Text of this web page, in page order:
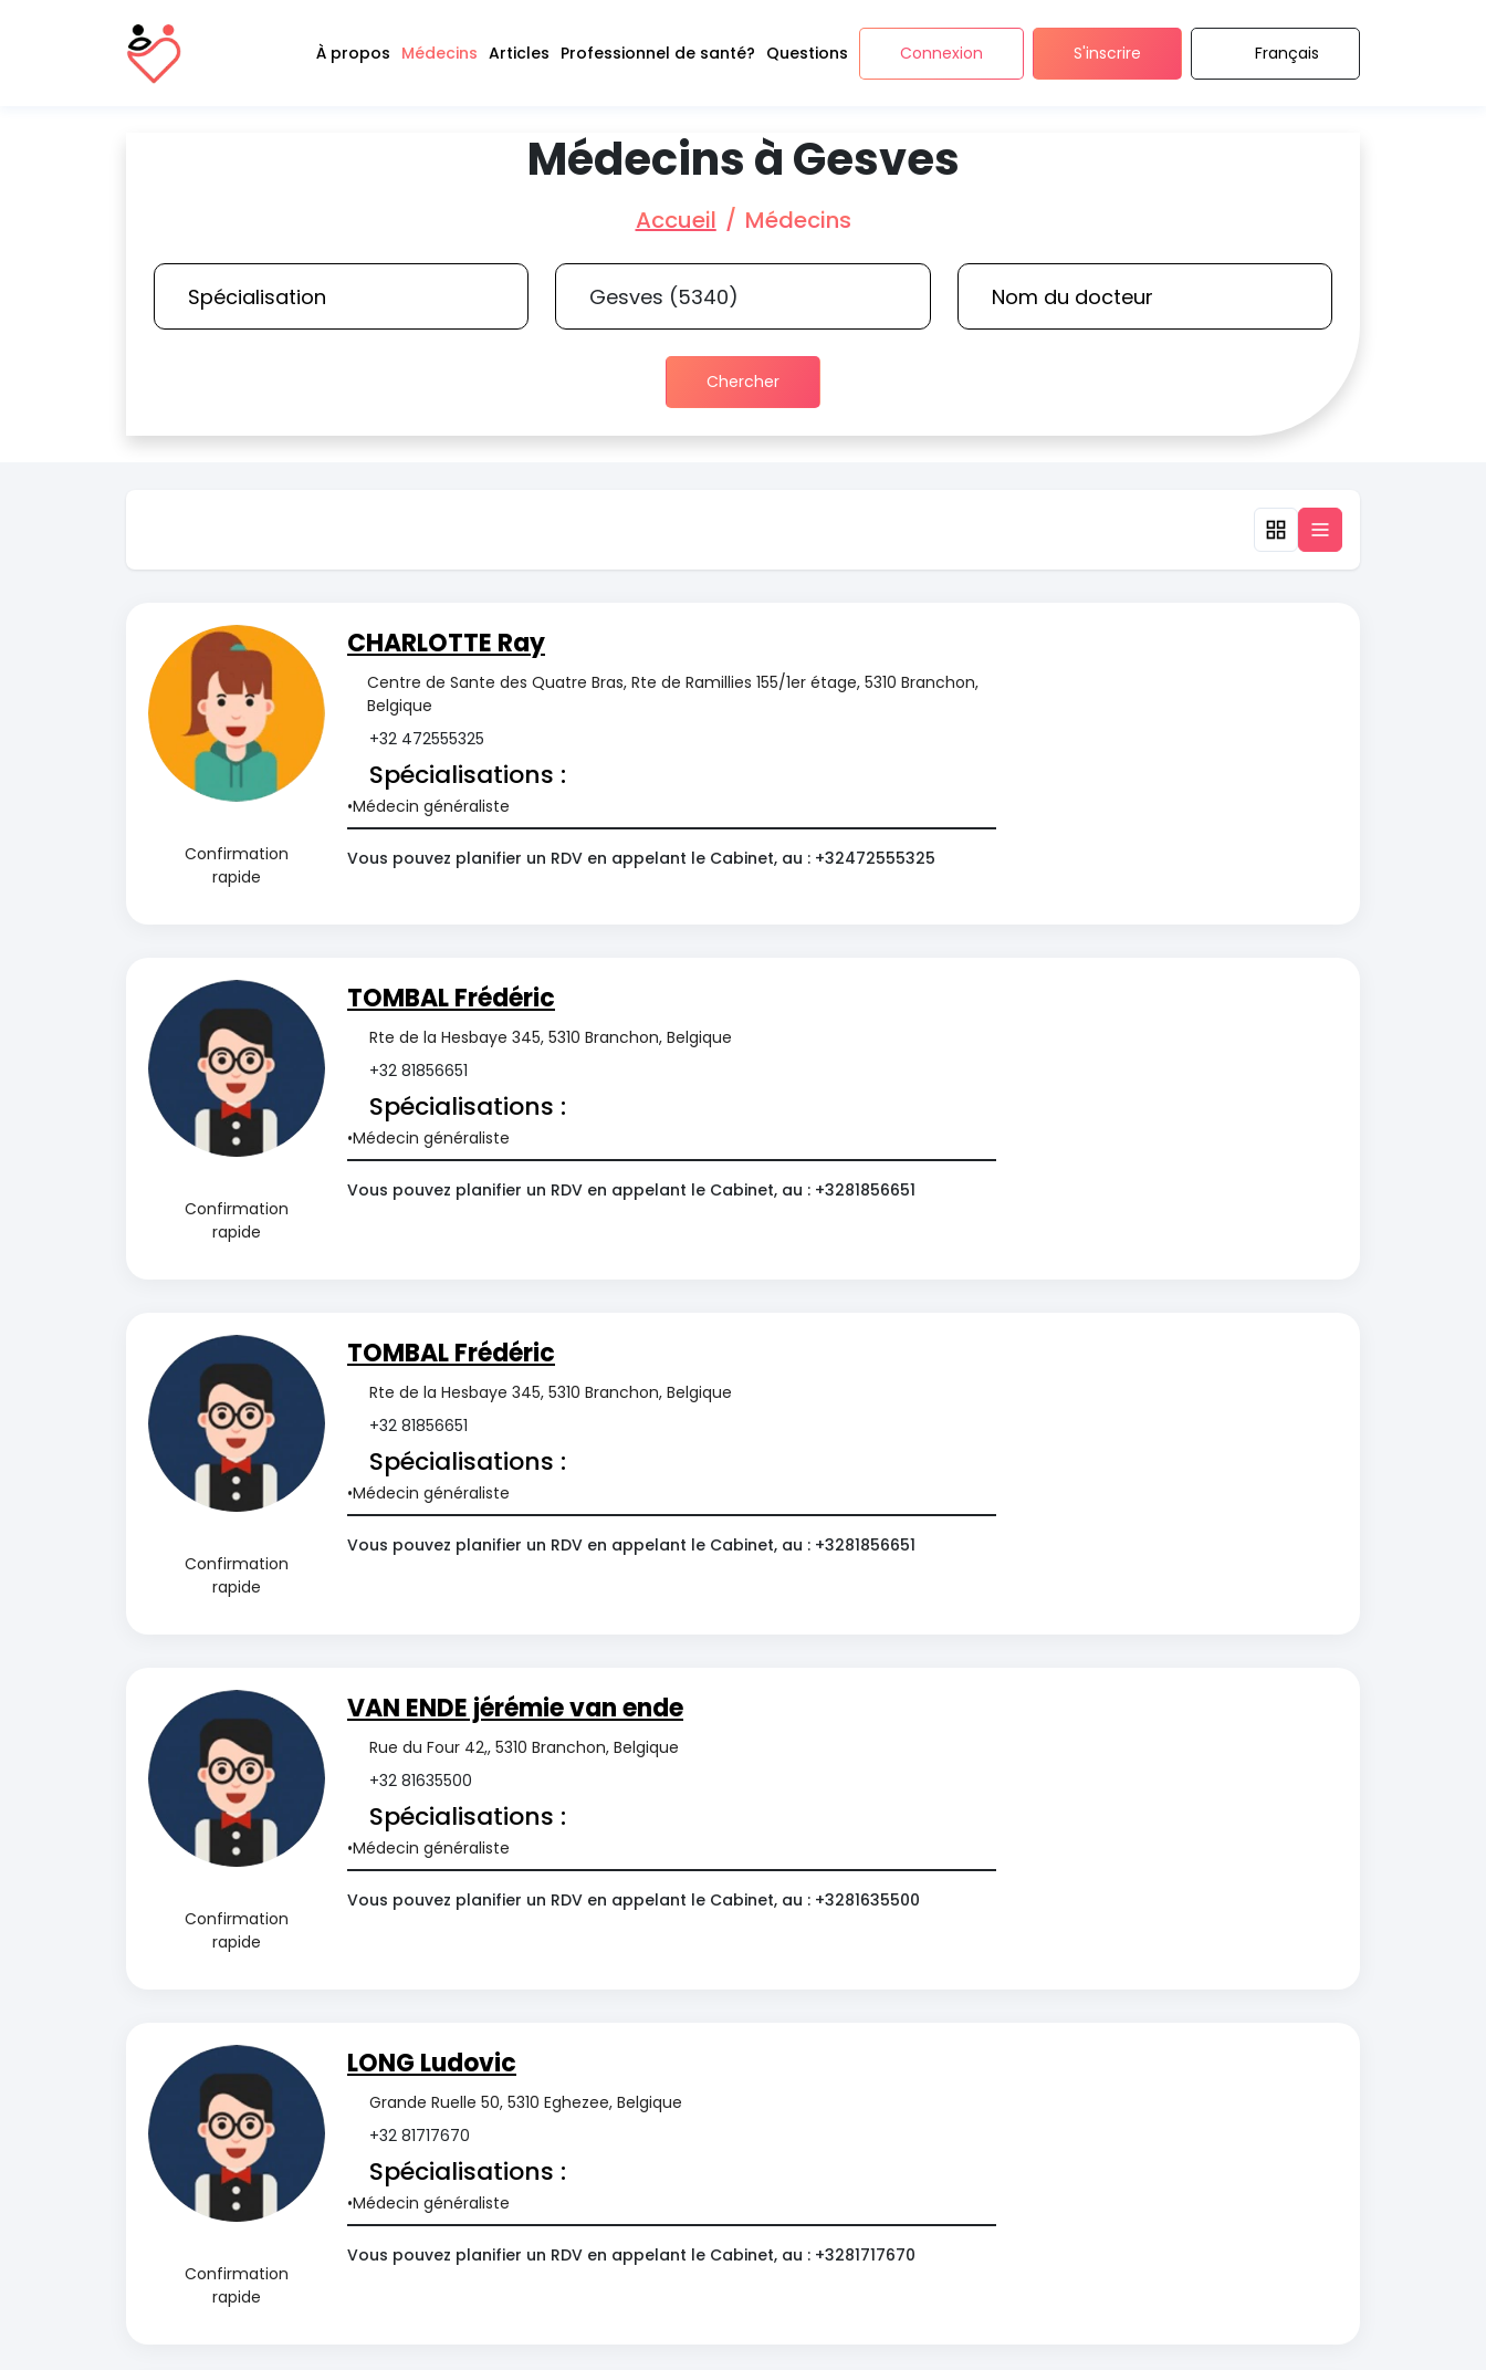
À propos Médecins Articles Professionnel de santé? Questions Connexion S'inscrire Français
Médecins à Gesves
Accueil Médecins
Chercher
Confirmation
rapide
CHARLOTTE Ray
Centre de Sante des Quatre Bras, Rte de Ramillies 155/1er étage, 5310 Branchon,
Belgique
+32 472555325
Spécialisations :
Médecin généraliste
Vous pouvez planifier un RDV en appelant le Cabinet, au : +32472555325
Confirmation
rapide
TOMBAL Frédéric
Rte de la Hesbaye 345, 5310 Branchon, Belgique
+32 81856651
Spécialisations :
Médecin généraliste
Vous pouvez planifier un RDV en appelant le Cabinet, au : +3281856651
Confirmation
rapide
TOMBAL Frédéric
Rte de la Hesbaye 345, 5310 Branchon, Belgique
+32 81856651
Spécialisations :
Médecin généraliste
Vous pouvez planifier un RDV en appelant le Cabinet, au : +3281856651
Confirmation
rapide
VAN ENDE jérémie van ende
Rue du Four 42,, 5310 Branchon, Belgique
+32 81635500
Spécialisations :
Médecin généraliste
Vous pouvez planifier un RDV en appelant le Cabinet, au : +3281635500
Confirmation
rapide
LONG Ludovic
Grande Ruelle 50, 5310 Eghezee, Belgique
+32 81717670
Spécialisations :
Médecin généraliste
Vous pouvez planifier un RDV en appelant le Cabinet, au : +3281717670